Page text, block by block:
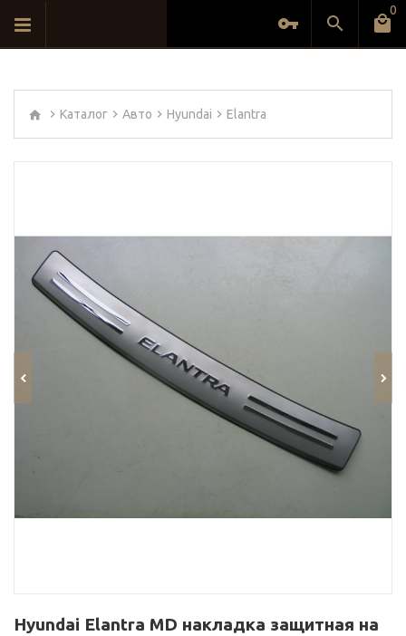
0
Каталог Авто Hyundai Elantra
Hyundai Elantra MD накладка защитная на